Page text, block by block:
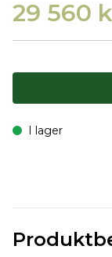
29 560
I lager